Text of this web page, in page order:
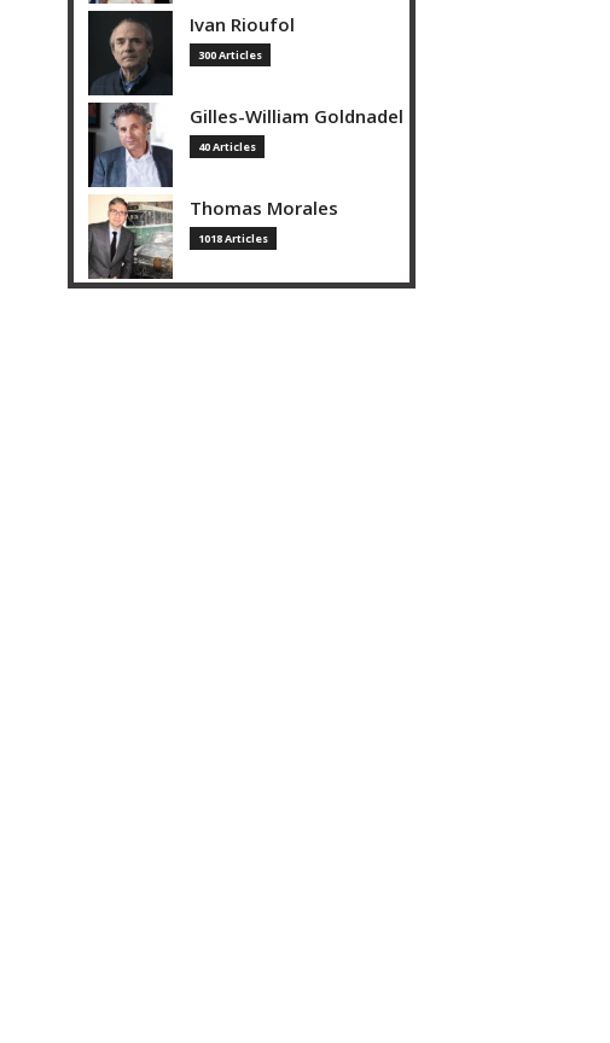
Ivan Rioufol
300 Articles
Gilles-William Goldnadel
40 Articles
Thomas Morales
1018 Articles